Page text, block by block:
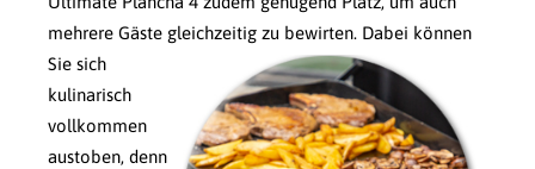
mehrere Gäste gleichzeitig zu bewirten. Dabei können
Sie sich
kulinarisch
vollkommen
austoben, denn